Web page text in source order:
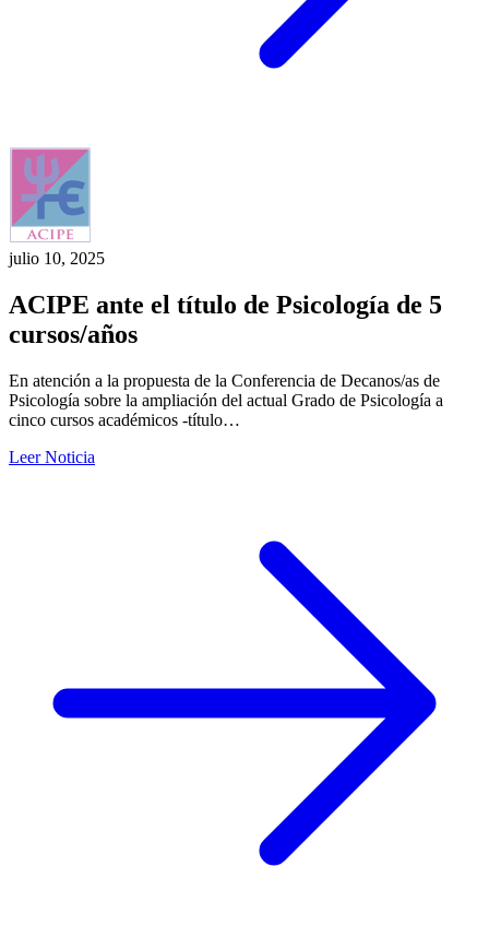
julio 10, 2025
ACIPE ante el título de Psicología de 5
cursos/años
En atención a la propuesta de la Conferencia de Decanos/as de
Psicología sobre la ampliación del actual Grado de Psicología a
cinco cursos académicos -título…
Leer Noticia